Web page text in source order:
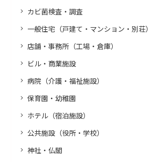
カビ菌検査・調査
一般住宅（戸建て・マンション・別荘）
店舗・事務所（工場・倉庫）
ビル・商業施設
病院（介護・福祉施設）
保育園・幼稚園
ホテル（宿泊施設）
公共施設（役所・学校）
神社・仏閣